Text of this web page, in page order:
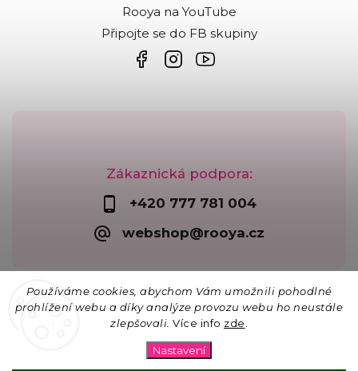
Používáme cookies, abychom Vám umožnili pohodlné
prohlížení webu a díky analýze provozu webu ho neustále
zlepšovali. Více info zde
Nastavení
Zákaznická podpora:
+420 777 781 004
webshop@rooya.cz
Rooya na YouTube
Připojte se do FB skupiny
vyhrazena.
Upravit nastavení cookies